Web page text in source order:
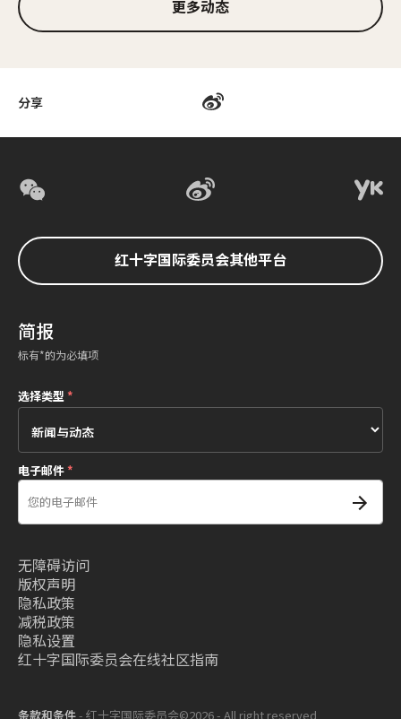
分享
更多动态
红十字国际委员会其他平台
简报
标有*的为必填项
选择类型 *
电子邮件*
无障碍访问
版权声明
隐私政策
减税政策
隐私设置
红十字国际委员会在线社区指南
条款和条件- 红十字国际委员会©2026 - All right reserved